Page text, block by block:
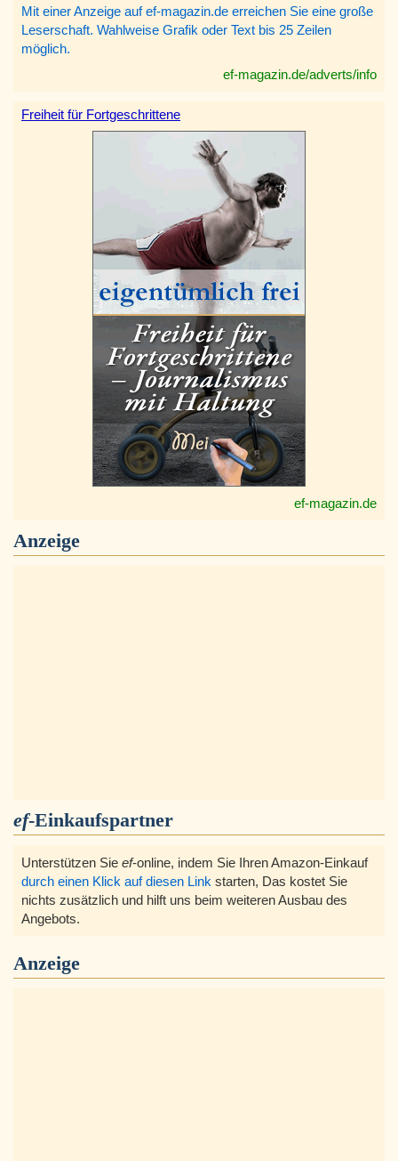
Mit einer Anzeige auf ef-magazin.de erreichen Sie eine große
Leserschaft. Wahlweise Grafik oder Text bis 25 Zeilen
möglich.
ef-magazin.de/adverts/info
Freiheit für Fortgeschrittene
ef-magazin.de
Anzeige
ef-Einkaufspartner
Unterstützen Sie ef-online, indem Sie Ihren Amazon-Einkauf
durch einen Klick auf diesen Link starten, Das kostet Sie
nichts zusätzlich und hilft uns beim weiteren Ausbau des
Angebots.
Anzeige